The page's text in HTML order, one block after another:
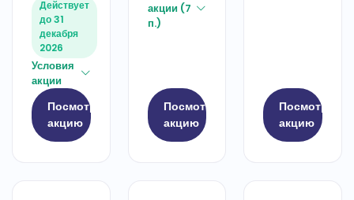
Действует
до 31
декабря
2026
Условия
акции
Посмотреть
акцию
акции (7
п.)
Посмотреть
акцию
Посмотреть
акцию